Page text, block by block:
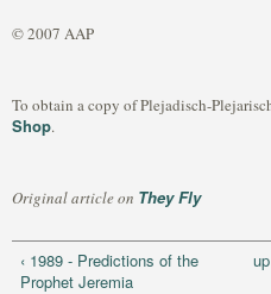
© 2007 AAP
To obtain a copy of Plejadisch-
Shop.
Original article on They Fly
‹ 1989 - Predictions of the
Prophet Jeremia
up